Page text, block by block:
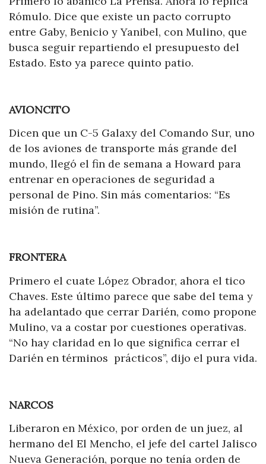
Rómulo. Dice que existe un pacto corrupto
entre Gaby, Benicio y Yanibel, con Mulino, que
busca seguir repartiendo el presupuesto del
Estado. Esto ya parece quinto patio.
AVIONCITO
Dicen que un C-5 Galaxy del Comando Sur, uno
de los aviones de transporte más grande del
mundo, llegó el fin de semana a Howard para
entrenar en operaciones de seguridad a
personal de Pino. Sin más comentarios: “Es
misión de rutina”.
FRONTERA
Primero el cuate López Obrador, ahora el tico
Chaves. Este último parece que sabe del tema y
ha adelantado que cerrar Darién, como propone
Mulino, va a costar por cuestiones operativas.
“No hay claridad en lo que significa cerrar el
Darién en términos prácticos”, dijo el pura vida.
NARCOS
Liberaron en México, por orden de un juez, al
hermano del El Mencho, el jefe del cartel Jalisco
Nueva Generación, porque no tenía orden de